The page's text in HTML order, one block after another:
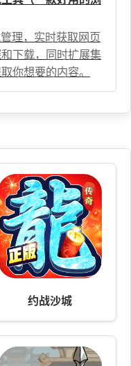
理，实时获取网页
下载，同时扩展集
你想要的内容。
约战沙城